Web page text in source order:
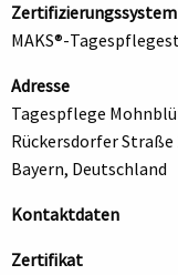
Zertifizierungssystem
MAKS®-
Adresse
Tagespflege
Rückersdorfer Straße
Bayern, Deutschland
Kontaktdaten
Zertifikat